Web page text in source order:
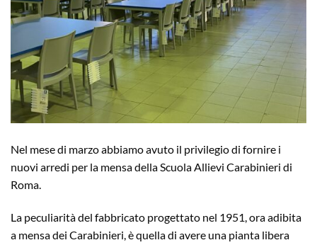
Nel mese di marzo abbiamo avuto il privilegio di fornire i
nuovi arredi per la mensa della Scuola Allievi Carabinieri di
Roma.
La peculiarità del fabbricato progettato nel 1951, ora adibita
a mensa dei Carabinieri, è quella di avere una pianta libera